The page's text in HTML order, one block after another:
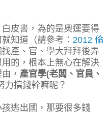
皮書，為的是奧運要得
知道（請參考： 2012 倫
產、官、學大拜拜後弄
的，根本上無心在解決
， 產官學(老闆、官員、
力搞錢幹嘛呢？
逃出國，那要很多錢